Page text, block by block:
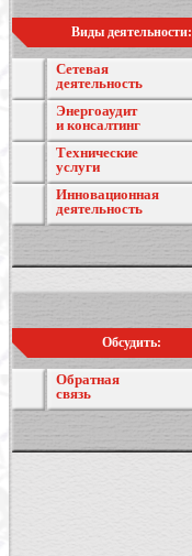
Виды деятельности:
Сетевая
деятельность
Энергоаудит
и консалтинг
Технические
услуги
Инновационная
деятельность
Обсудить:
Обратная
связь